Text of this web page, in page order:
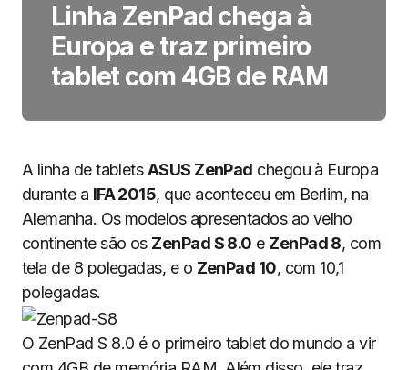
Linha ZenPad chega à
Europa e traz primeiro
tablet com 4GB de RAM
A linha de tabletsASUS ZenPad chegou à Europa
durante a IFA 2015, que aconteceu em Berlim, na
Alemanha. Os modelos apresentados ao velho
continente são os ZenPad S 8.0 e ZenPad 8, com
tela de 8 polegadas, e o ZenPad 10, com 10,1
polegadas.
O ZenPad S 8.0 é o primeiro tablet do mundo a vir